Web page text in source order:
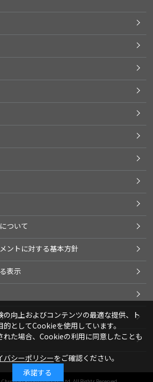
ついて
ントに対する基本方針
表示
リシー
の向上およびコンテンツの最適な提供、ト
としてCookieを使用しています。
れた場合、Cookieの利用に同意したことも
バシーポリシーをご確認ください。
承諾する